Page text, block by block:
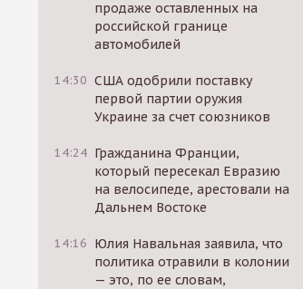
продаже оставленных на
российской границе
автомобилей
14:30 США одобрили поставку
первой партии оружия
Украине за счет союзников
14:24 Гражданина Франции,
который пересекал Евразию
на велосипеде, арестовали на
Дальнем Востоке
14:16 Юлия Навальная заявила, что
политика отравили в колонии
— это, по ее словам,